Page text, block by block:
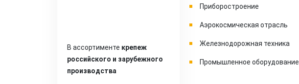
В ассортименте крепеж
российского и зарубежного
производства
Приборостроение
Аэрокосмическая отрасль
Железнодорожная техника
Промышленное оборудование